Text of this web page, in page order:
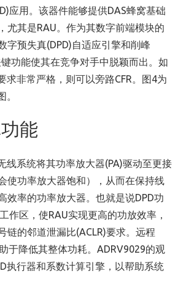
应用。该器件能够提供DAS蜂窝基础
尤其是RAU。作为其数字前端模块的
字预失真(DPD)自适应引擎和削峰
功能使其在竞争对手中脱颖而出。如
求非常严格，则可以旁路CFR。图4为
能
线系统将其功率放大器(PA)驱动至更接
使功率放大器饱和），从而在保持线
效率的功率放大器。也就是说DPD功
作区，使RAU实现更高的功放效率，
链的邻道泄漏比(ACLR)要求。远程
于降低其整体功耗。ADRV9029的观
执行器和系数计算引擎，以帮助系统